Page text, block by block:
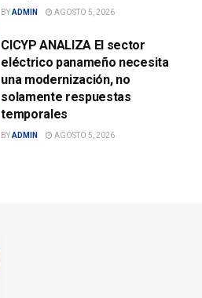
BYADMIN AGOSTO 5, 2026
CICYP ANALIZA El sector
eléctrico panameño necesita
una modernización, no
solamente respuestas
temporales
BYADMIN AGOSTO 5, 2026